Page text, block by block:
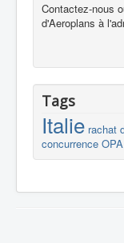
Contactez-nous
d'Aeroplans à
Tags
Italie rachat
concurrence OPA